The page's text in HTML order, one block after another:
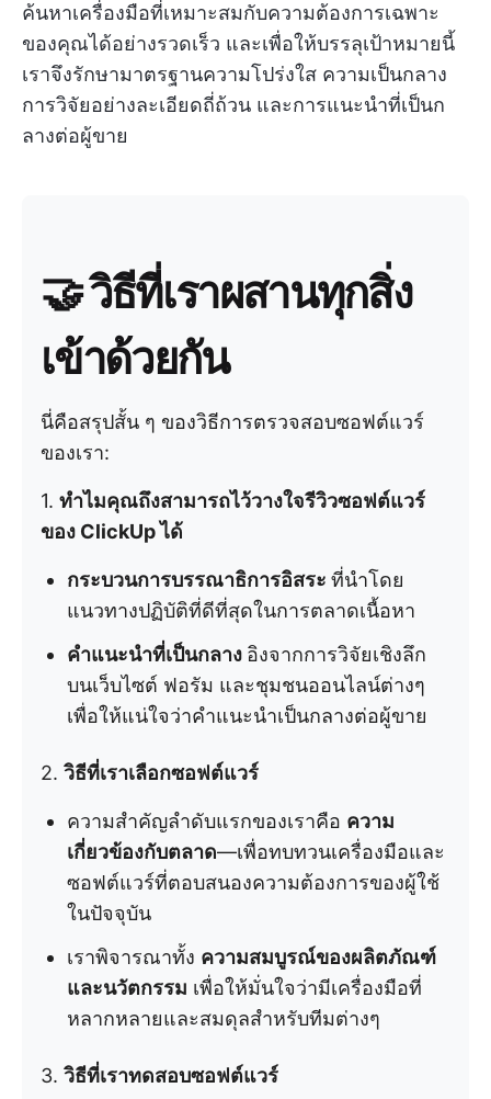
ค้นหาเครื่องมือที่เหมาะสมกับความต้องการเฉพาะ
ของคุณได้อย่างรวดเร็ว และเพื่อให้บรรลุเป้าหมายนี้
เราจึงรักษามาตรฐานความโปร่งใส ความเป็นกลาง
การวิจัยอย่างละเอียดถี่ถ้วน และการแนะนำที่เป็นก
ลางต่อผู้ขาย
🤝วิธีที่เราผสานทุกสิ่ง
เข้าด้วยกัน
นี่คือสรุปสั้น ๆ ของวิธีการตรวจสอบซอฟต์แวร์
ของเรา:
1. ทำไมคุณถึงสามารถไว้วางใจรีวิวซอฟต์แวร์
ของ ClickUp ได้
กระบวนการบรรณาธิการอิสระ ที่นำโดย
แนวทางปฏิบัติที่ดีที่สุดในการตลาดเนื้อหา
คำแนะนำที่เป็นกลาง อิงจากการวิจัยเชิงลึก
บนเว็บไซต์ ฟอรัม และชุมชนออนไลน์ต่างๆ
เพื่อให้แน่ใจว่าคำแนะนำเป็นกลางต่อผู้ขาย
2. วิธีที่เราเลือกซอฟต์แวร์
ความสำคัญลำดับแรกของเราคือ ความ
เกี่ยวข้องกับตลาด—เพื่อทบทวนเครื่องมือและ
ซอฟต์แวร์ที่ตอบสนองความต้องการของผู้ใช้
ในปัจจุบัน
เราพิจารณาทั้ง ความสมบูรณ์ของผลิตภัณฑ์
และนวัตกรรม เพื่อให้มั่นใจว่ามีเครื่องมือที่
หลากหลายและสมดุลสำหรับทีมต่างๆ
3. วิธีที่เราทดสอบซอฟต์แวร์